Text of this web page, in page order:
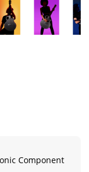
Component